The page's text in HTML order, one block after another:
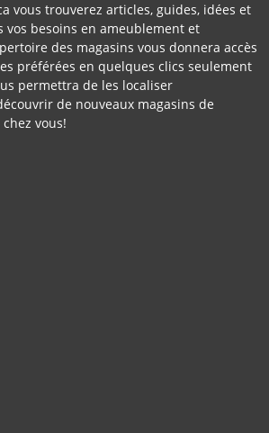
vous trouverez articles, guides, idées et
vos besoins en ameublement et
des magasins vous donnera accès
préférées en quelques clics seulement
permettra de les localiser
de nouveaux magasins de
vous!